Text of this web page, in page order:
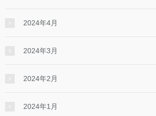
2024年4月
2024年3月
2024年2月
2024年1月